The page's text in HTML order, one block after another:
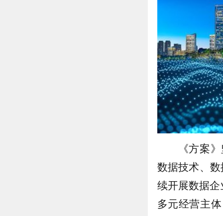
《方案
数据技术、
续开展数据
多元经营主